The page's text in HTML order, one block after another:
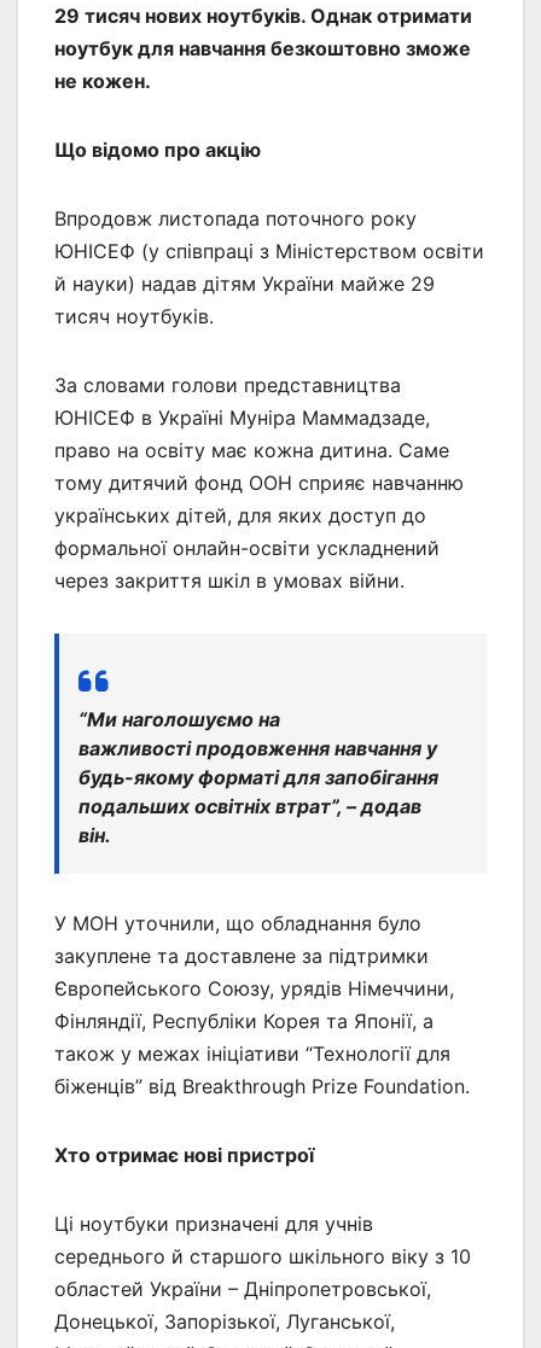
29 тисяч нових ноутбуків. Однак отримати
ноутбук для навчання безкоштовно зможе
не кожен.
Що відомо про акцію
Впродовж листопада поточного року
ЮНІСЕФ (у співпраці з Міністерством освіти
й науки) надав дітям України майже 29
тисяч ноутбуків.
За словами голови представництва
ЮНІСЕФ в Україні Муніра Маммадзаде,
право на освіту має кожна дитина. Саме
тому дитячий фонд ООН сприяє навчанню
українських дітей, для яких доступ до
формальної онлайн-освіти ускладнений
через закриття шкіл в умовах війни.
“Ми наголошуємо на
важливості продовження навчання у
будь-якому форматі для запобігання
подальших освітніх втрат”, – додав
він.
У МОН уточнили, що обладнання було
закуплене та доставлене за підтримки
Європейського Союзу, урядів Німеччини,
Фінляндії, Республіки Корея та Японії, а
також у межах ініціативи “Технології для
біженців” від Breakthrough Prize Foundation.
Хто отримає нові пристрої
Ці ноутбуки призначені для учнів
середнього й старшого шкільного віку з 10
областей України – Дніпропетровської,
Донецької, Запорізької, Луганської,